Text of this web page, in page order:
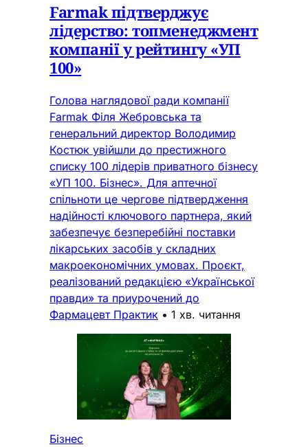
Farmak підтверджує
лідерство: топменеджмент
компанії у рейтингу «УП
100»
Голова наглядової ради компанії
Farmak Філя Жебровська та
генеральний директор Володимир
Костюк увійшли до престижного
списку 100 лідерів приватного бізнесу
«УП 100. Бізнес». Для аптечної
спільноти це чергове підтвердження
надійності ключового партнера, який
забезпечує безперебійні поставки
лікарських засобів у складних
макроекономічних умовах. Проєкт,
реалізований редакцією «Української
правди» та приурочений до
Фармацевт Практик • 1 хв. читання
Бізнес